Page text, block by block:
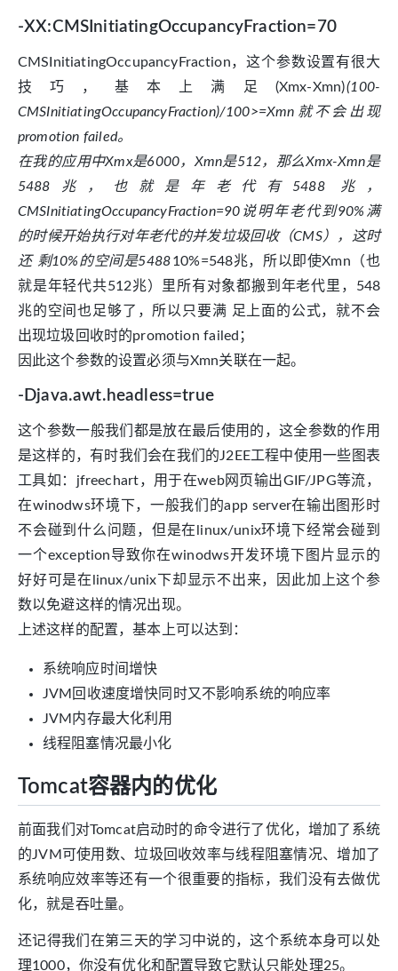
-XX:CMSInitiatingOccupancyFraction=70
CMSInitiatingOccupancyFraction，这个参数设置有很大
技巧，基本上满足(Xmx-Xmn)(100-
CMSInitiatingOccupancyFraction)/100>=Xmn就不会出现
promotion failed。
在我的应用中Xmx是6000，Xmn是512，那么Xmx-Xmn是
5488兆，也就是年老代有5488 兆，
CMSInitiatingOccupancyFraction=90说明年老代到90%满
的时候开始执行对年老代的并发垃圾回收（CMS），这时
还 剩10%的空间是548810%=548兆，所以即使Xmn（也
就是年轻代共512兆）里所有对象都搬到年老代里，548
兆的空间也足够了，所以只要满 足上面的公式，就不会
出现垃圾回收时的promotion failed；
因此这个参数的设置必须与Xmn关联在一起。
-Djava.awt.headless=true
这个参数一般我们都是放在最后使用的，这全参数的作用
是这样的，有时我们会在我们的J2EE工程中使用一些图表
工具如：jfreechart，用于在web网页输出GIF/JPG等流，
在winodws环境下，一般我们的app server在输出图形时
不会碰到什么问题，但是在linux/unix环境下经常会碰到
一个exception导致你在winodws开发环境下图片显示的
好好可是在linux/unix下却显示不出来，因此加上这个参
数以免避这样的情况出现。
上述这样的配置，基本上可以达到：
系统响应时间增快
JVM回收速度增快同时又不影响系统的响应率
JVM内存最大化利用
线程阻塞情况最小化
Tomcat容器内的优化
前面我们对Tomcat启动时的命令进行了优化，增加了系统
的JVM可使用数、垃圾回收效率与线程阻塞情况、增加了
系统响应效率等还有一个很重要的指标，我们没有去做优
化，就是吞吐量。
还记得我们在第三天的学习中说的，这个系统本身可以处
理1000，你没有优化和配置导致它默认只能处理25。